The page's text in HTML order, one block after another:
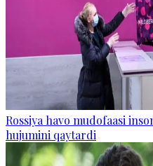
Rossiya havo mudofaasi
hujumini qaytardi